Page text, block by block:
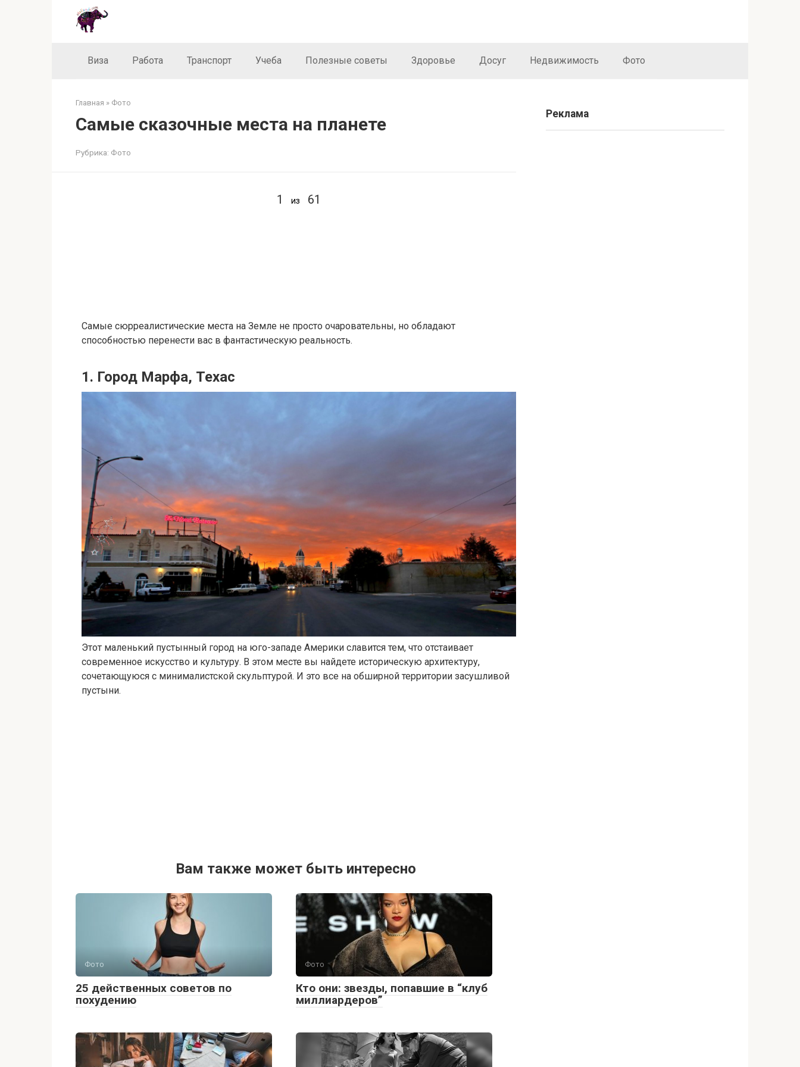
Виза Работа Транспорт Учеба Полезные советы Здоровье Досуг Недвижимость Фото
Главная » Фото
Самые сказочные места на планете
Рубрика: Фото
1 из 61
Самые сюрреалистические места на Земле не просто очаровательны, но обладают
способностью перенести вас в фантастическую реальность.
1. Город Марфа, Техас
Этот маленький пустынный город на юго-западе Америки славится тем, что отстаивает
современное искусство и культуру. В этом месте вы найдете историческую архитектуру,
сочетающуюся с минималистской скульптурой. И это все на обширной территории засушливой
пустыни.
Вам также может быть интересно
Фото
25 действенных советов по
похудению
Фото
Кто они: звезды, попавшие в “клуб
миллиардеров”
Реклама